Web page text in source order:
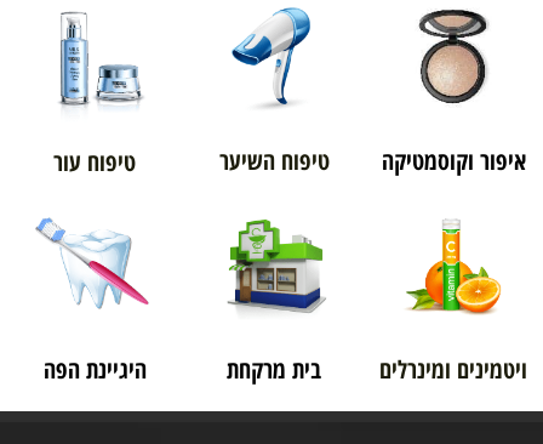
איפור וקוסמטיקה טיפוח השיער טיפוח עור
ויטמינים ומינרלים בית מרקחת היגיינת הפה